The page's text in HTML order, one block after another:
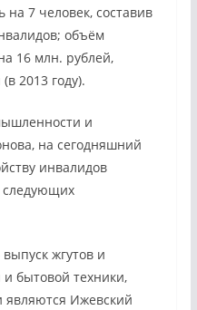
на 7 человек, составив
объём
16 млн. рублей,
2013 году).
и
на сегодняшний
инвалидов
следующих
жгутов и
бытовой техники,
Ижевский